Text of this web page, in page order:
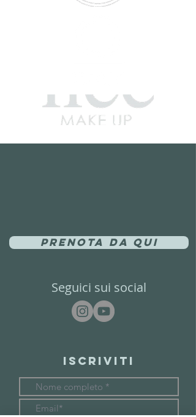
Prenota da qui
Seguici sui social
Iscriviti